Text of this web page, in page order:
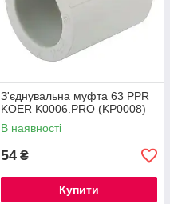
З'єднувальна муфта 63 PPR
KOER K0006.PRO (KP0008)
В наявності
54 ₴
Купити